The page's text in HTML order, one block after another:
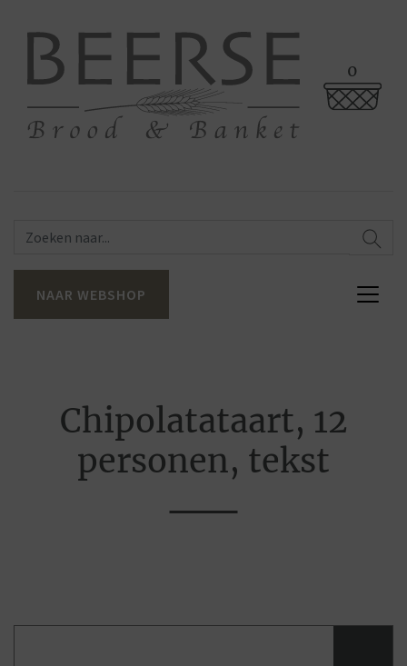
0
NAAR WEBSHOP
Chipolatataart, 12
personen, tekst